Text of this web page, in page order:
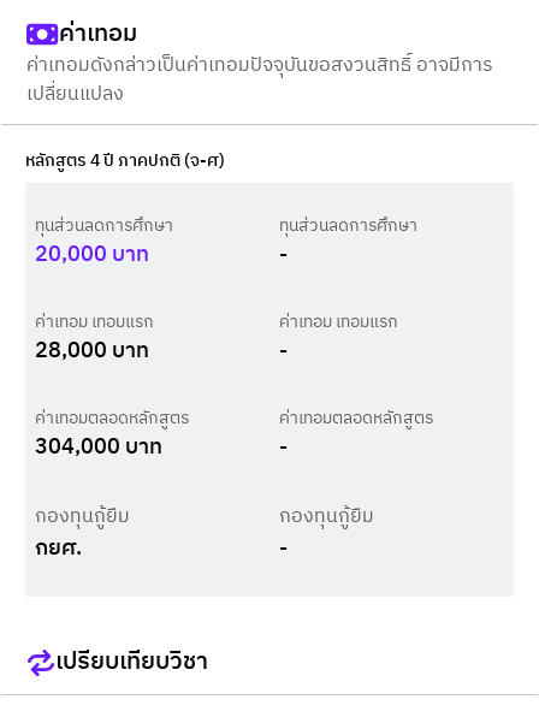
ค่าเทอม
ค่าเทอมดังกล่าวเป็นค่าเทอมปัจจุบันขอสงวนสิทธิ์ อาจมีการ
เปลี่ยนแปลง
หลักสูตร 4 ปี ภาคปกติ (จ-ศ)
ทุนส่วนลดการศึกษา
20,000 บาท
ค่าเทอม เทอมแรก
28,000 บาท
ค่าเทอมตลอดหลักสูตร
304,000 บาท
กองทุนกู้ยืม
กยศ.
ทุนส่วนลดการศึกษา
-
ค่าเทอม เทอมแรก
-
ค่าเทอมตลอดหลักสูตร
-
กองทุนกู้ยืม
-
เปรียบเทียบวิชา